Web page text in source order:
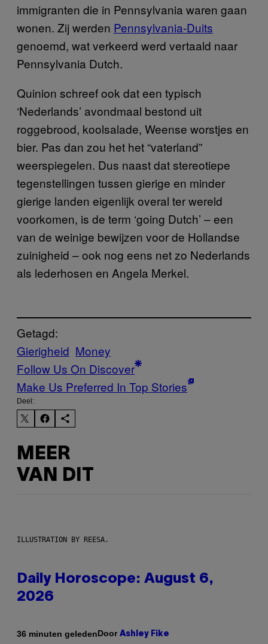
immigranten die in Pennsylvania waren gaan
wonen. Zij werden Pennsylvania-Duits
genoemd, wat verkeerd werd vertaald naar
Pennsylvania Dutch.
Quinion schreef ook dat een typisch
‘Nederlands’ avondmaal bestond uit
roggebrood, koolsalade, Weense worstjes en
bier. Pas dan zou het het “vaterland”
weerspiegelen. Dus naast dat stereotiepe
tegenstellingen tussen gierige en minder
gierige landen eigenlijk overal ter wereld
voorkomen, is de term ‘going Dutch’ – een
van de weinige bewijzen voor de Hollandse
zuinigheid – ook nog eens net zo Nederlands
als lederhosen en Angela Merkel.
Getagd:
Gierigheid Money
Follow Us On Discover
Make Us Preferred In Top Stories
Deel:
MEER
VAN DIT
ILLUSTRATION BY REESA.
Daily Horoscope: August 6,
2026
36 minuten geledenDoor Ashley Fike